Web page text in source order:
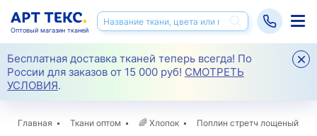
Бесплатная доставка тканей теперь всегда! По
России для заказов от 15 000 руб! СМОТРЕТЬ
УСЛОВИЯ.
Оптовый магазин тканей
Главная Ткани оптом 🌈 Хлопок Поплин стретч лощеный